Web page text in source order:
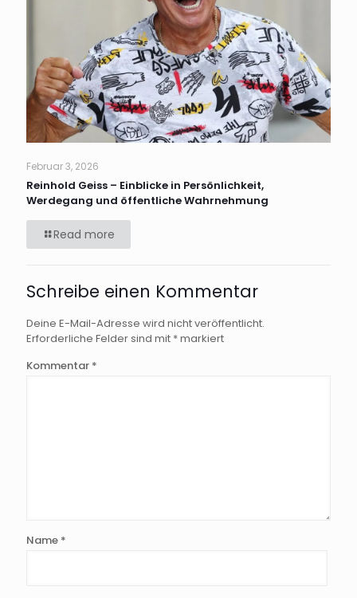
Februar 3, 2026
Reinhold Geiss – Einblicke in Persönlichkeit,
Werdegang und öffentliche Wahrnehmung
Read more
Schreibe einen Kommentar
Deine E-Mail-Adresse wird nicht veröffentlicht.
Erforderliche Felder sind mit *markiert
Kommentar *
Name *